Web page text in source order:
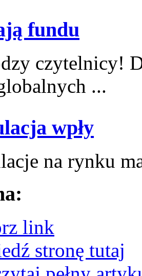
fundu
⁢czytelnicy!
...
wpły
na rynku
link
stronę tutaj